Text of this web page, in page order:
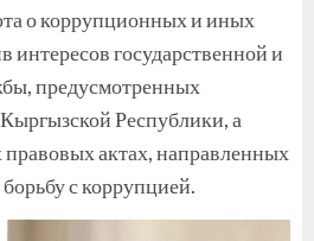
о коррупционных и иных
интересов государственной и
предусмотренных
Республики, а
актах, направленных
с коррупцией.